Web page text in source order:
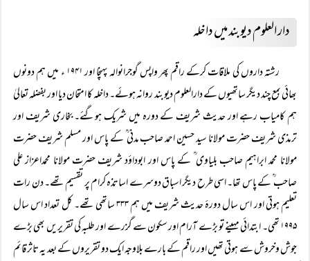
دار العلوم دیوبند میں داخلہ
رشتہ داروں کی ملاقات کرکے راقم پھر واپس گوجرانوالہ پہنچا اور ۱۹۴۱ ء میں ہم دونوں
بھائی بمع چند دیگر ساتھیوں کے دارالعلوم دیوبند روانہ ہوئے۔ داخلہ کا امتحان دیا اور بفضلہ تعالیٰ
ہم کامیاب رہے اور حدیث شریف کے دورہ میں شریک ہوگئے۔ بخاری شریف اور
ترمذی شریف حضرت مولانا سید حسین احمد صاحب مدنی ؒ کے پاس اور مسلم شریف حضرت
مولانا محمد ابراہیم صاحب بلیاوی ؒ کے پاس اور ابوداؤد شریف حضرت مولانا محمداعزاز علی
صاحب ؒ کے پاس تھا۔ اسی طرح دیگر اسباق دوسرے اساتذہ کرام پر تقسیم تھے۔ دن رات
تعلیم ہوتی اور اس سال دورۂ حدیث شریف میں ہم ۳۳۳ ساتھی تھے۔ کل تعداد اس سال
۱۹۹۵ تھی۔ ابتدائی مہینے تو بڑے آرام اور سکون سے گزرے اور طلبہ کی تقریریں بھی بڑے
جوش وخروش سے ہوتی تھیں اور راقم کے بارے بلاوجہ ایک دو تقریروں کے بعد یہ تاثر قائم